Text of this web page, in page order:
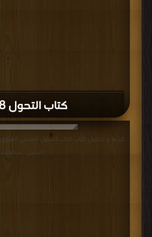
كتاب التحول 8 PDF
قراءة و تحميل كتاب كتاب التحليل النفسي الفوري PDF مجانا | مكتبة >
التحميل : مرة/مرات